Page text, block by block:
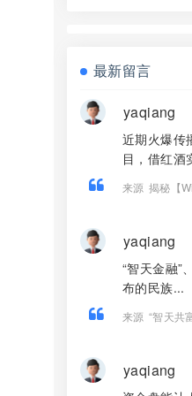
最新留言
yaqiang
近期火爆传
目，借红酒
来源 揭秘【
yaqiang
“智天金融”
布的民族...
来源 “智天共
yaqiang